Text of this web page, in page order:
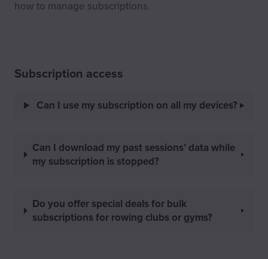
how to manage subscriptions.
Subscription access
Can I use my subscription on all my devices?
Can I download my past sessions’ data while
my subscription is stopped?
Do you offer special deals for bulk
subscriptions for rowing clubs or gyms?